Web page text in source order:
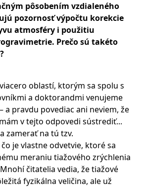
pôsobením vzdialeného
pozornosť výpočtu korekcie
atmosféry i použitiu
Prečo sú takéto
oblastí, ktorým sa spolu s
a doktorandmi venujeme
a pravdu povediac ani neviem, že
v tejto odpovedi sústrediť...
zamerať na tú tzv.
je vlastne odvetvie, ktoré sa
meraniu tiažového zrýchlenia
čitatelia vedia, že tiažové
fyzikálna veličina, ale už